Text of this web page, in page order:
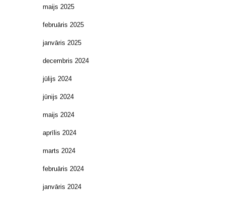
maijs 2025
februāris 2025
janvāris 2025
decembris 2024
jūlijs 2024
jūnijs 2024
maijs 2024
aprīlis 2024
marts 2024
februāris 2024
janvāris 2024